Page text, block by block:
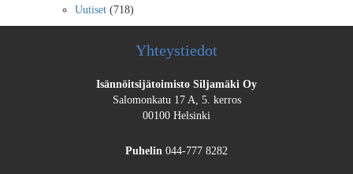
Uutiset (718)
Yhteystiedot
Isännöitsijätoimisto Siljamäki Oy
Salomonkatu 17 A, 5. kerros
00100 Helsinki
Puhelin 044-777 8282